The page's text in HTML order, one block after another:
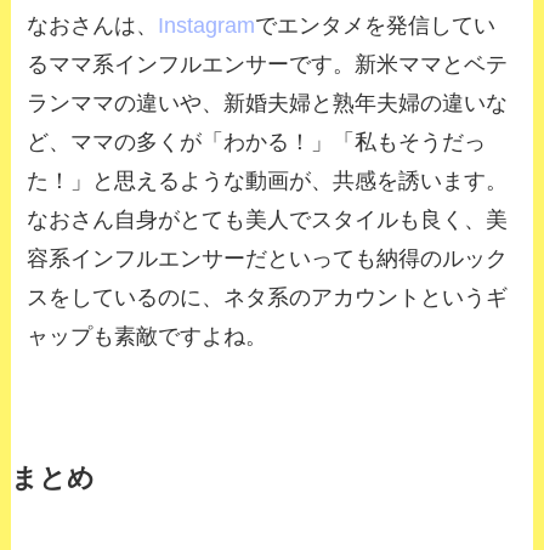
なおさんは、 Instagramでエンタメを発信してい
るママ系インフルエンサーです。新米ママとベテ
ランママの違いや、新婚夫婦と熟年夫婦の違いな
ど、ママの多くが「わかる！」「私もそうだっ
た！」と思えるような動画が、共感を誘います。
なおさん自身がとても美人でスタイルも良く、美
容系インフルエンサーだといっても納得のルック
スをしているのに、ネタ系のアカウントというギ
ャップも素敵ですよね。
まとめ